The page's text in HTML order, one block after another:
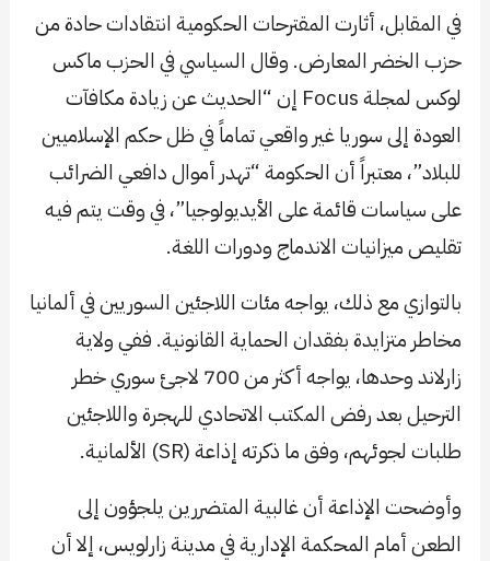
في المقابل، أثارت المقترحات الحكومية انتقادات حادة من
حزب الخضر المعارض. وقال السياسي في الحزب ماكس
لوكس لمجلة Focus إن “الحديث عن زيادة مكافآت
العودة إلى سوريا غير واقعي تماماً في ظل حكم الإسلاميين
للبلاد”، معتبراً أن الحكومة “تهدر أموال دافعي الضرائب
على سياسات قائمة على الأيديولوجيا”، في وقت يتم فيه
تقليص ميزانيات الاندماج ودورات اللغة.
بالتوازي مع ذلك، يواجه مئات اللاجئين السوريين في ألمانيا
مخاطر متزايدة بفقدان الحماية القانونية. ففي ولاية
زارلاند وحدها، يواجه أكثر من 700 لاجئ سوري خطر
الترحيل بعد رفض المكتب الاتحادي للهجرة واللاجئين
طلبات لجوئهم، وفق ما ذكرته إذاعة (SR) الألمانية.
وأوضحت الإذاعة أن غالبية المتضررين يلجؤون إلى
الطعن أمام المحكمة الإدارية في مدينة زارلويس، إلا أن